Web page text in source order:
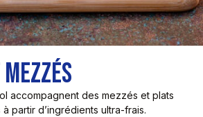
accompagnent des mezzés et plats
partir d’ingrédients ultra-frais.